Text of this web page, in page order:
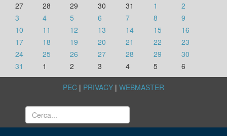
27
28 29 30 31 1
2
3
4 5 6 7 8
9
10
11 12 13 14 15
16
17
18 19 20 21 22
23
24
25 26 27 28 29
30
31
1 2 3 4 5 6
PEC | PRIVACY | WEBMASTER